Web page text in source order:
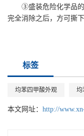
③盛装危险化学品
完全消除之后，方可撕
标签
均苯四甲酸外观 均
本文网址： http://